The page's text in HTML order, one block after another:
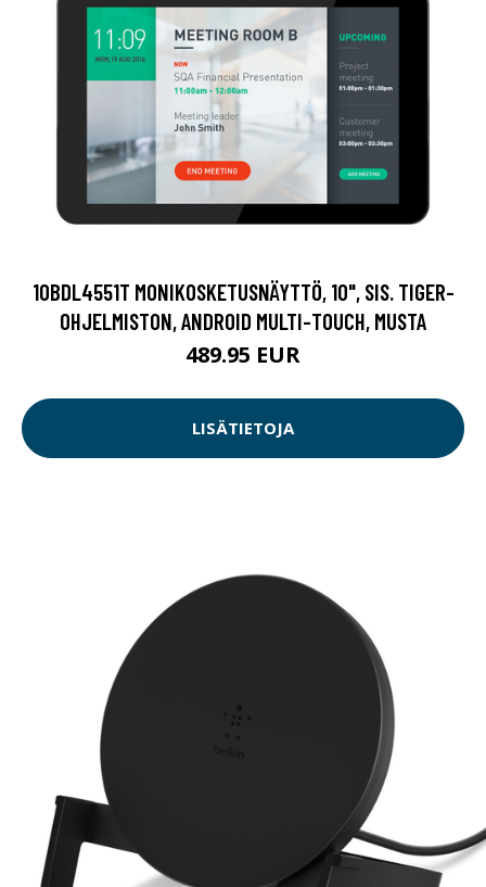
10BDL4551T MONIKOSKETUSNÄYTTÖ, 10", SIS. TIGER-
OHJELMISTON, ANDROID MULTI-TOUCH, MUSTA
489.95 EUR
LISÄTIETOJA